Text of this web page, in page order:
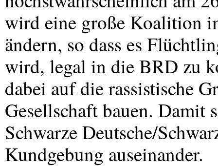
wird eine große Koalition
ändern, so dass es
wird, legal in dieBRD zu
dabei auf die rassistische
Gesellschaft bauen. Damit
Schwarze Deutsche/
Kundgebung auseinander.